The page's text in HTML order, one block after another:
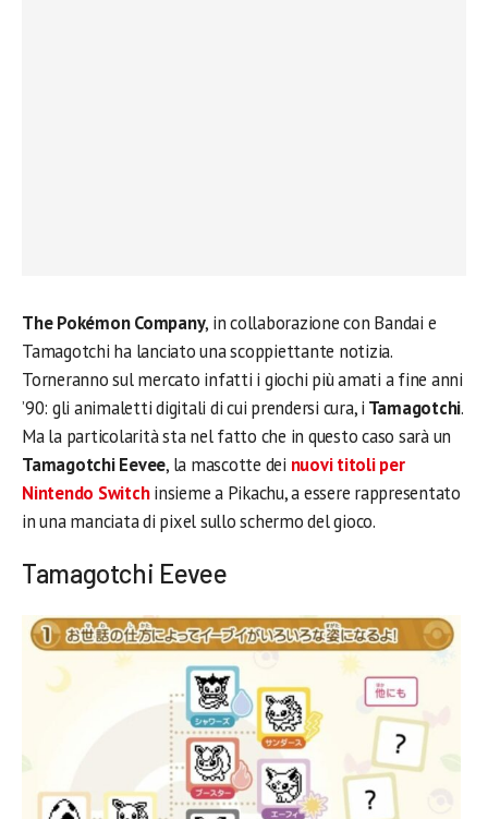
The Pokémon Company, in collaborazione con Bandai e
Tamagotchi ha lanciato una scoppiettante notizia.
Torneranno sul mercato infatti i giochi più amati a fine anni
’90: gli animaletti digitali di cui prendersi cura, i Tamagotchi.
Ma la particolarità sta nel fatto che in questo caso sarà un
Tamagotchi Eevee, la mascotte dei nuovi titoli per
Nintendo Switchinsieme a Pikachu, a essere rappresentato
in una manciata di pixel sullo schermo del gioco.
Tamagotchi Eevee